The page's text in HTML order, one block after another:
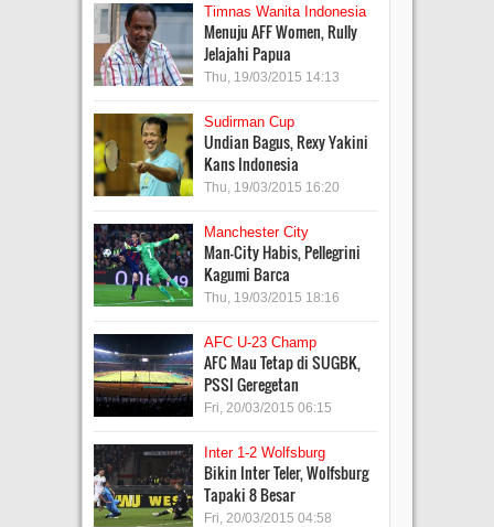
Timnas Wanita Indonesia
Menuju AFF Women, Rully
Jelajahi Papua
Thu, 19/03/2015 14:13
Sudirman Cup
Undian Bagus, Rexy Yakini
Kans Indonesia
Thu, 19/03/2015 16:20
Manchester City
Man-City Habis, Pellegrini
Kagumi Barca
Thu, 19/03/2015 18:16
AFC U-23 Champ
AFC Mau Tetap di SUGBK,
PSSI Geregetan
Fri, 20/03/2015 06:15
Inter 1-2 Wolfsburg
Bikin Inter Teler, Wolfsburg
Tapaki 8 Besar
Fri, 20/03/2015 04:58